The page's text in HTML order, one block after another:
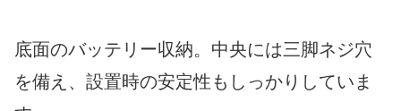
底面のバッテリー収納。中央には三脚ネジ穴
を備え、設置時の安定性もしっかりしていま